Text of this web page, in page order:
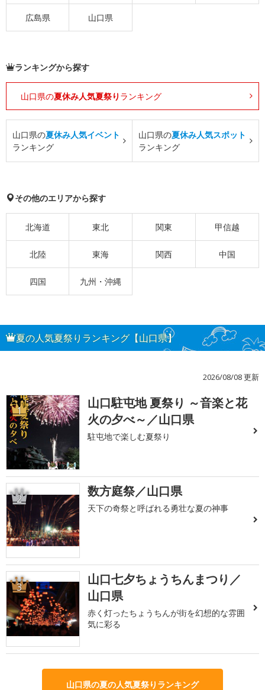
広島県 山口県
ランキングから探す
山口県の夏休み人気夏祭り ランキング
山口県の夏休み人気イベント
ランキング
山口県の夏休み人気スポット
ランキング
その他のエリアから探す
北海道 東北 関東 甲信越
北陸 東海 関西 中国
四国 九州・沖縄
夏の人気夏祭りランキング【山口県】
2026/08/08 更新
1
山口駐屯地 夏祭り ～音楽と花
火の夕べ～／山口県
駐屯地で楽しむ夏祭り
2 数方庭祭／山口県
天下の奇祭と呼ばれる勇壮な夏の神事
3
山口七夕ちょうちんまつり／
山口県
赤く灯ったちょうちんが街を幻想的な雰囲
気に彩る
山口県の夏の人気夏祭りランキング